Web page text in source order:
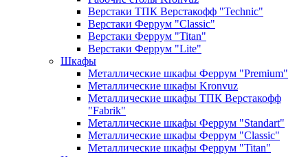
Верстаки ТПК Верстакофф "Technic"
Верстаки Феррум "Classic"
Верстаки Феррум "Titan"
Верстаки Феррум "Lite"
Шкафы
Металлические шкафы Феррум "Premium"
Металлические шкафы Kronvuz
Металлические шкафы ТПК Верстакофф
"Fabrik"
Металлические шкафы Феррум "Standart"
Металлические шкафы Феррум "Classic"
Металлические шкафы Феррум "Titan"